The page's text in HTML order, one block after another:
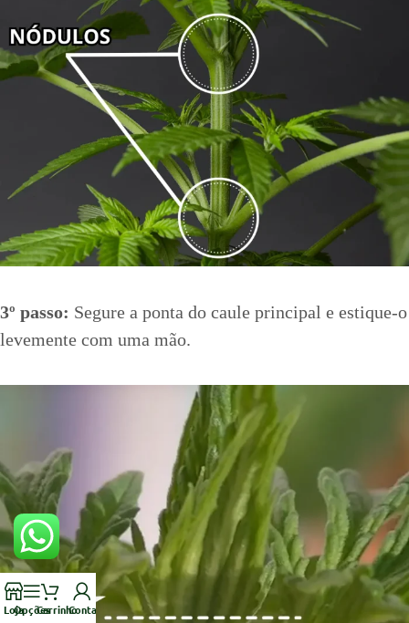
3º passo: Segure a ponta do caule principal e estique-o
levemente com uma mão.
LojaOpçõesCarrinhoConta